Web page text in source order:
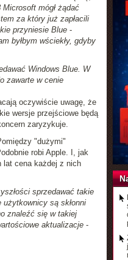
mógł żądać
za który już zapłacili
przyniesie Blue-
byłbym wściekły, gdyby
Windows Blue. W
zawarte w cenie
oczywiście uwagę, że
wersje przejściowe będą
zaryzykuje.
"dużymi"
robi Apple. I, jak
lat cena każdej z nich
sprzedawać takie
są skłonni
znaleźć się w takiej
aktualizacje-